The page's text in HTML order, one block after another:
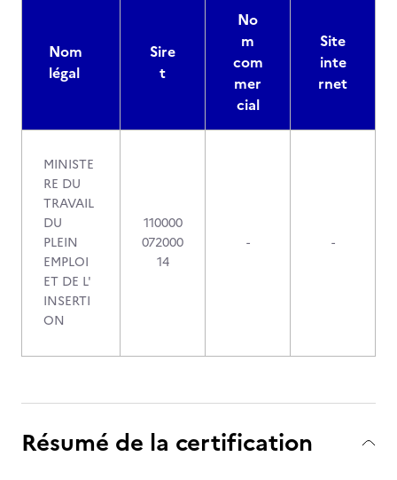
Nom
légal
Sire
t
No
m
com
mer
cial
Site
inte
rnet
MINISTE
RE DU
TRAVAIL
DU
PLEIN
EMPLOI
ET DE L'
INSERTI
ON
110000
072000
14
- -
Résumé de la certification